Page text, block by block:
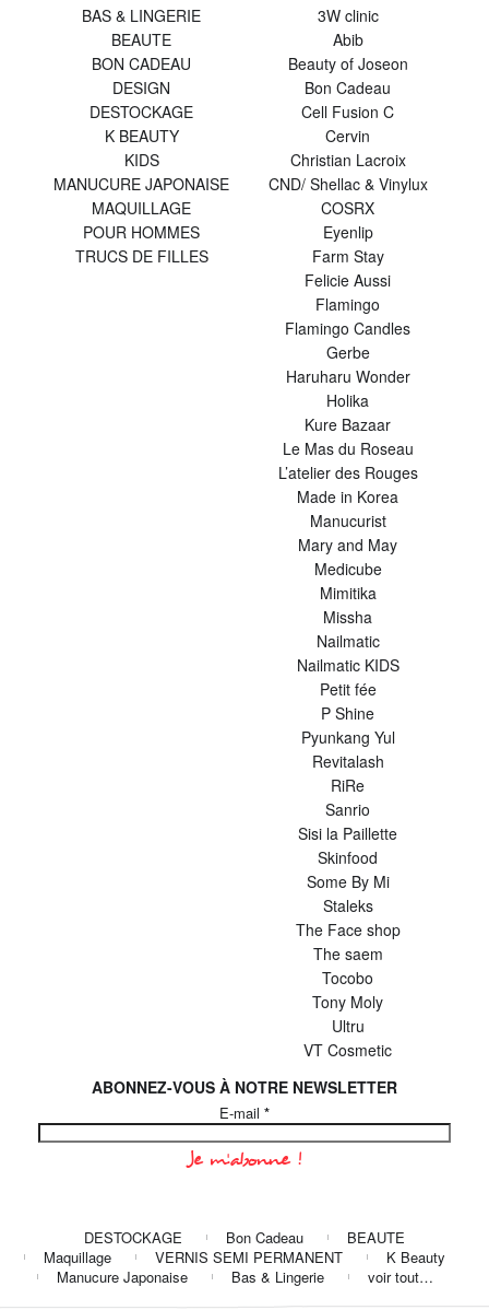
BAS & LINGERIE
BEAUTE
BON CADEAU
DESIGN
DESTOCKAGE
K BEAUTY
KIDS
MANUCURE JAPONAISE
MAQUILLAGE
POUR HOMMES
TRUCS DE FILLES
3W clinic
Abib
Beauty of Joseon
Bon Cadeau
Cell Fusion C
Cervin
Christian Lacroix
CND/ Shellac & Vinylux
COSRX
Eyenlip
Farm Stay
Felicie Aussi
Flamingo
Flamingo Candles
Gerbe
Haruharu Wonder
Holika
Kure Bazaar
Le Mas du Roseau
L’atelier des Rouges
Made in Korea
Manucurist
Mary and May
Medicube
Mimitika
Missha
Nailmatic
Nailmatic KIDS
Petit fée
P Shine
Pyunkang Yul
Revitalash
RiRe
Sanrio
Sisi la Paillette
Skinfood
Some By Mi
Staleks
The Face shop
The saem
Tocobo
Tony Moly
Ultru
VT Cosmetic
ABONNEZ-VOUS À NOTRE NEWSLETTER
E-mail *
DESTOCKAGE Bon Cadeau
BEAUTE
Maquillage
VERNIS SEMI PERMANENT
K Beauty
Manucure Japonaise
Bas & Lingerie voir tout…